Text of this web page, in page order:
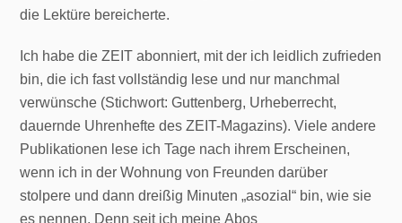
die Lektüre bereicherte.
Ich habe die ZEIT abonniert, mit der ich leidlich zufrieden
bin, die ich fast vollständig lese und nur manchmal
verwünsche (Stichwort: Guttenberg, Urheberrecht,
dauernde Uhrenhefte des ZEIT-Magazins). Viele andere
Publikationen lese ich Tage nach ihrem Erscheinen,
wenn ich in der Wohnung von Freunden darüber
stolpere und dann dreißig Minuten „asozial“ bin, wie sie
es nennen. Denn seit ich meine Abos